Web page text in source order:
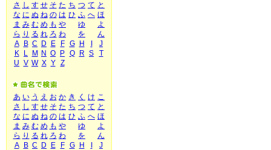
さ し す せ そ た ち つ て と
な に ぬ ね の は ひ ふ へ ほ
ま み む め も や ゆ
よ
ら り る れ ろ わ を
ん
A
B C D E F G H
J
K
L M N O P Q R S
T
U V W X Y Z
あ い う え お か き く け こ
さ し す せ そ た ち つ て と
な に ぬ ね の は ひ ふ へ ほ
ま み む め も や ゆ
よ
ら り る れ ろ わ を
ん
A
B C D E F G H
J